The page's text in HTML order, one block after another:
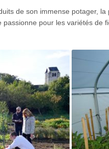
de son immense potager,
pour les variétés de